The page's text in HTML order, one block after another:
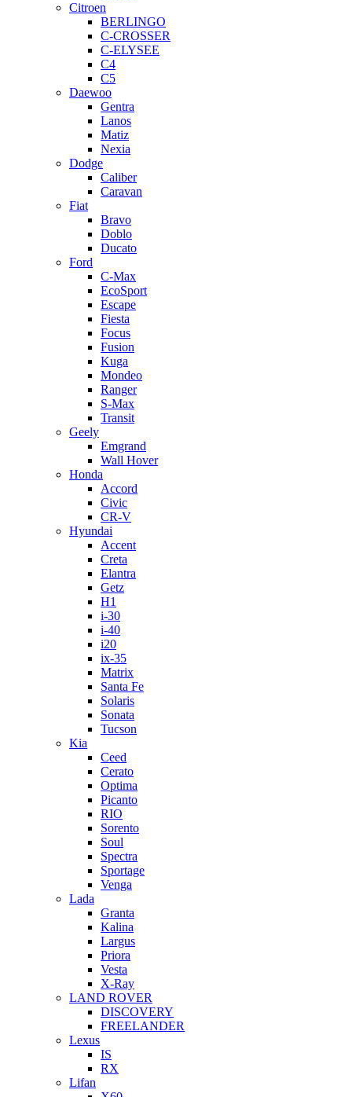
Citroen
BERLINGO
C-CROSSER
C-ELYSEE
C4
C5
Daewoo
Gentra
Lanos
Matiz
Nexia
Dodge
Caliber
Caravan
Fiat
Bravo
Doblo
Ducato
Ford
C-Max
EcoSport
Escape
Fiesta
Focus
Fusion
Kuga
Mondeo
Ranger
S-Max
Transit
Geely
Emgrand
Wall Hover
Honda
Accord
Civic
CR-V
Hyundai
Accent
Creta
Elantra
Getz
H1
i-30
i-40
i20
ix-35
Matrix
Santa Fe
Solaris
Sonata
Tucson
Kia
Ceed
Cerato
Optima
Picanto
RIO
Sorento
Soul
Spectra
Sportage
Venga
Lada
Granta
Kalina
Largus
Priora
Vesta
X-Ray
LAND ROVER
DISCOVERY
FREELANDER
Lexus
IS
RX
Lifan